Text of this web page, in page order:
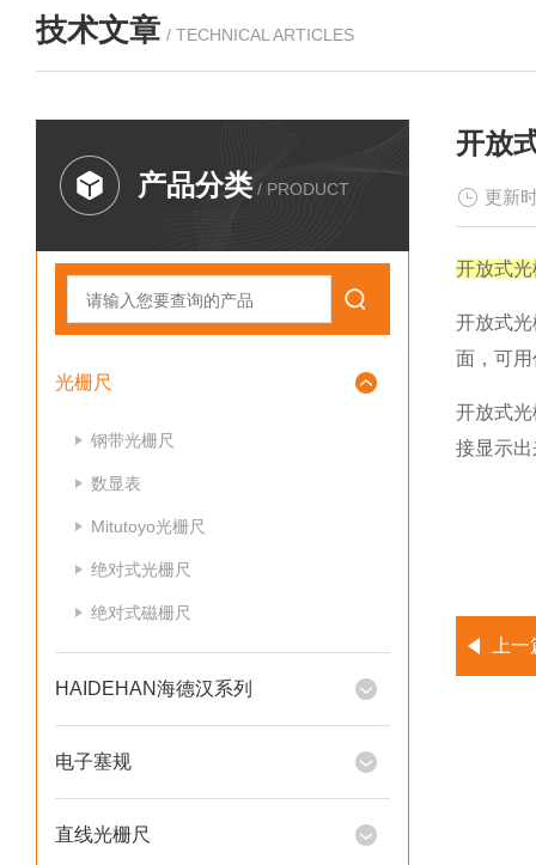
技术文章 / TECHNICAL ARTICLES
产品分类 / PRODUCT
光栅尺
钢带光栅尺
数显表
Mitutoyo光栅尺
绝对式光栅尺
绝对式磁栅尺
HAIDEHAN海德汉系列
电子塞规
直线光栅尺
开放
更新
开放式
开放式
面，可
开放式
接显示
上